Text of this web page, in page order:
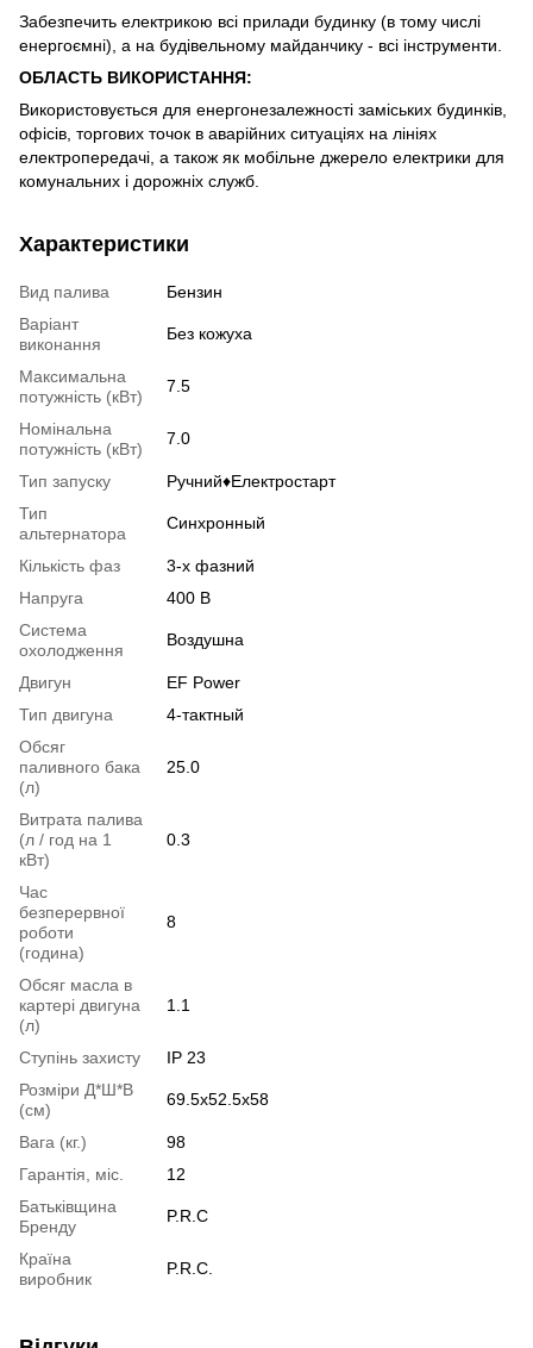
Забезпечить електрикою всі прилади будинку (в тому числі
енергоємні), а на будівельному майданчику - всі інструменти.
ОБЛАСТЬ ВИКОРИСТАННЯ:
Використовується для енергонезалежності заміських будинків,
офісів, торгових точок в аварійних ситуаціях на лініях
електропередачі, а також як мобільне джерело електрики для
комунальних і дорожніх служб.
Характеристики
Вид палива
Бензин
Варіант
виконання
Без кожуха
Максимальна
потужність (кВт)
7.5
Номінальна
потужність (кВт)
7.0
Тип запуску
Ручний♦Електростарт
Тип
альтернатора
Синхронный
Кількість фаз
3-х фазний
Напруга
400 В
Система
охолодження
Воздушна
Двигун
EF Power
Тип двигуна
4-тактный
Обсяг
паливного бака
(л)
25.0
Витрата палива
(л / год на 1
кВт)
0.3
Час
безперервної
роботи
(година)
8
Обсяг масла в
картері двигуна
(л)
1.1
Ступінь захисту
IP 23
Розміри Д*Ш*В
(см)
69.5х52.5х58
Вага (кг.)
98
Гарантія, міс.
12
Батьківщина
Бренду
P.R.C
Країна
виробник
P.R.C.